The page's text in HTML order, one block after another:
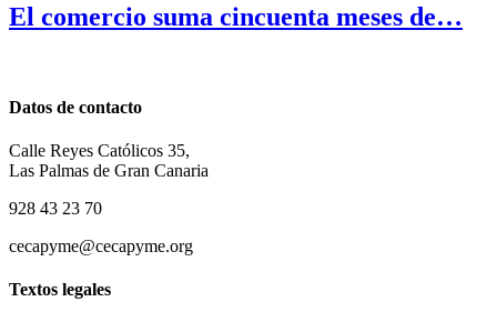
El comercio suma cincuenta meses de…
Datos de contacto
Calle Reyes Católicos 35,
Las Palmas de Gran Canaria
928 43 23 70
cecapyme@cecapyme.org
Textos legales